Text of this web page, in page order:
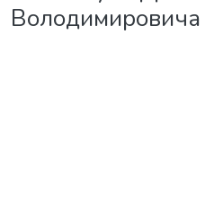
Володимировича